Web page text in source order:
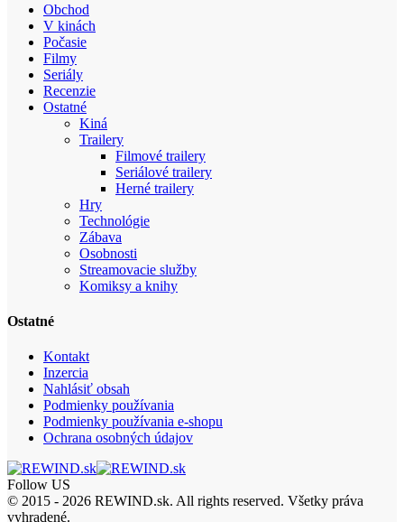
Obchod
V kinách
Počasie
Filmy
Seriály
Recenzie
Ostatné
Kiná
Trailery
Filmové trailery
Seriálové trailery
Herné trailery
Hry
Technológie
Zábava
Osobnosti
Streamovacie služby
Komiksy a knihy
Ostatné
Kontakt
Inzercia
Nahlásiť obsah
Podmienky používania
Podmienky používania e-shopu
Ochrana osobných údajov
Follow US
© 2015 - 2026 REWIND.sk. All rights reserved. Všetky práva
vyhradené.